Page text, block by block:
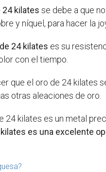
24 kilates se debe a que
y níquel, para hacer la
24 kilates es su
con el tiempo.
que el oro de 24 kilates
otras aleaciones de oro.
24 kilates es un metal
es una excelente